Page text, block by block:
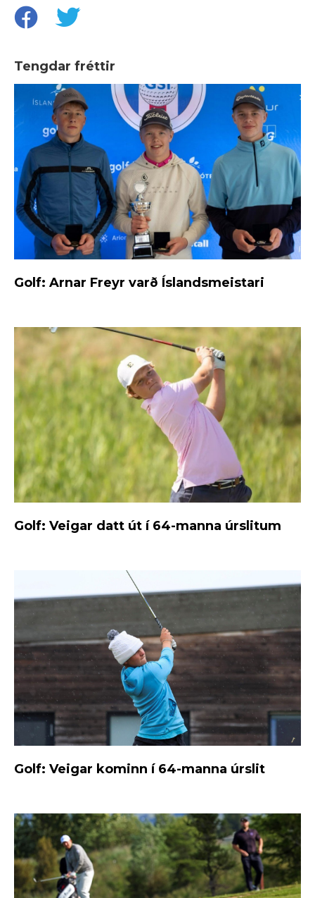
Tengdar fréttir
Golf: Arnar Freyr varð Íslandsmeistari
Golf: Veigar datt út í 64-manna úrslitum
Golf: Veigar kominn í 64-manna úrslit